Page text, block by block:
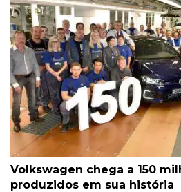
Volkswagen chega a 150
produzidos em sua história